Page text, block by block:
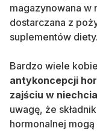
magazynowana w
dostarczana z
suplementów diety.
Bardzo wiele
antykoncepcji
zajściu w
uwagę, że
hormonalnej mogą